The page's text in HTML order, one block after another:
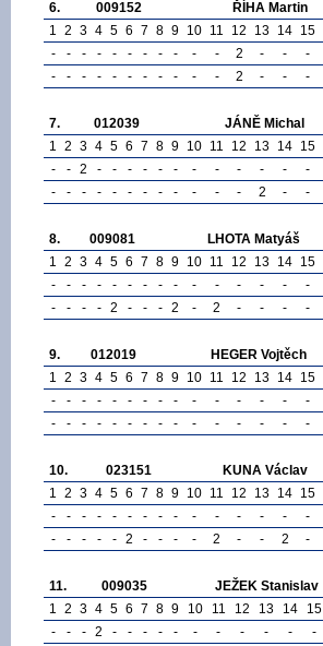
6. 009152 ŘÍHA Martin
1 2 3 4 5 6 7 8 9 10 11 12 13 14 15
-
- - - - - - - - - - 2 - - -
-
- - - - - - - - - - 2 - - -
7. 012039 JÁNĚ Michal
1 2 3 4 5 6 7 8 9 10 11 12 13 14 15
-
- 2 - - - - - - - - - - - -
-
- - - - - - - - - - - 2 - -
8. 009081 LHOTA Matyáš
1 2 3 4 5 6 7 8 9 10 11 12 13 14 15
-
- - - - - - - - - - - - - -
-
- - - 2 - - - 2 - 2 - - - -
9. 012019 HEGER Vojtěch
1 2 3 4 5 6 7 8 9 10 11 12 13 14 15
-
- - - - - - - - - - - - - -
-
- - - - - - - - - - - - - -
10. 023151 KUNA Václav
1 2 3 4 5 6 7 8 9 10 11 12 13 14 15
-
- - - - - - - - - - - - - -
-
- - - - 2 - - - - 2 - - 2 -
11. 009035 JEŽEK Stanislav
1 2 3 4 5 6 7 8 9 10 11 12 13 14 15
-
- - 2 - - - - - - - - - - -